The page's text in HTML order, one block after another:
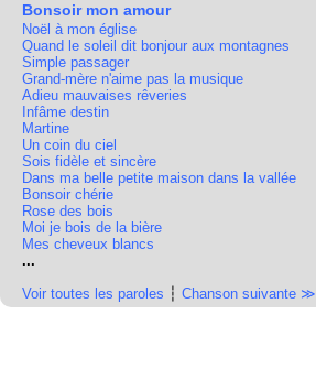
Bonsoir mon amour
Noël à mon église
Quand le soleil dit bonjour aux montagnes
Simple passager
Grand-mère n'aime pas la musique
Adieu mauvaises rêveries
Infâme destin
Martine
Un coin du ciel
Sois fidèle et sincère
Dans ma belle petite maison dans la vallée
Bonsoir chérie
Rose des bois
Moi je bois de la bière
Mes cheveux blancs
...
Voir toutes les paroles ┆ Chanson suivante ≫